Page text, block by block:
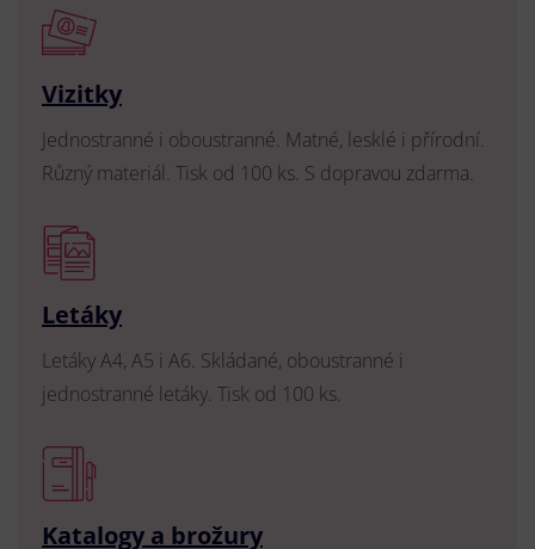
Vizitky
Jednostranné i oboustranné. Matné, lesklé i přírodní.
Různý materiál. Tisk od 100 ks. S dopravou zdarma.
Letáky
Letáky A4, A5 i A6. Skládané, oboustranné i
jednostranné letáky. Tisk od 100 ks.
Katalogy a brožury